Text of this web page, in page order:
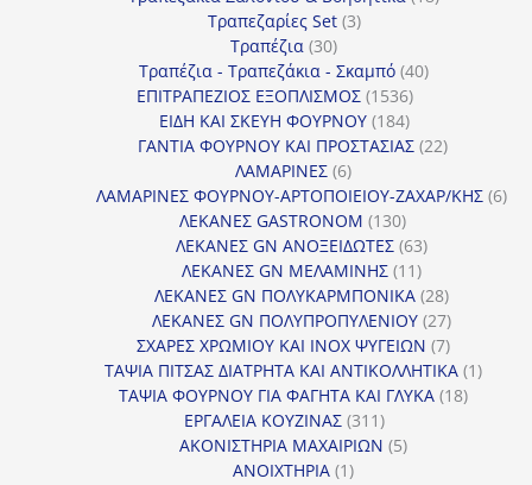
Τραπεζαρίες Set 33
Τραπέζια 3030
προϊόντα
Τραπέζια - Τραπεζάκια - Σκαμπό 4040
ΕΠΙΤΡΑΠΕΖΙΟΣ ΕΞΟΠΛΙΣΜΟΣ 15361536
προϊόντα
ΕΙΔΗ ΚΑΙ ΣΚΕΥΗ ΦΟΥΡΝΟΥ 184184
προϊόντα
ΓΑΝΤΙΑ ΦΟΥΡΝΟΥ ΚΑΙ ΠΡΟΣΤΑΣΙΑΣ 2222
ΛΑΜΑΡΙΝΕΣ 66
προϊόντα
ΛΑΜΑΡΙΝΕΣ ΦΟΥΡΝΟΥ-ΑΡΤΟΠΟΙΕΙΟΥ-ΖΑΧΑΡ/ΚΗΣ 66
ΛΕΚΑΝΕΣ GASTRONOM 130130
προϊόντα
ΛΕΚΑΝΕΣ GN ΑΝΟΞΕΙΔΩΤΕΣ 6363
ΛΕΚΑΝΕΣ GN ΜΕΛΑΜΙΝΗΣ 1111
προϊόντα
ΛΕΚΑΝΕΣ GN ΠΟΛΥΚΑΡΜΠΟΝΙΚΑ 2828
προϊόντα
ΛΕΚΑΝΕΣ GN ΠΟΛΥΠΡΟΠΥΛΕΝΙΟΥ 2727
προϊόντα
ΣΧΑΡΕΣ ΧΡΩΜΙΟΥ ΚΑΙ INOX ΨΥΓΕΙΩΝ 77
προϊόντα
ΤΑΨΙΑ ΠΙΤΣΑΣ ΔΙΑΤΡΗΤΑ ΚΑΙ ΑΝΤΙΚΟΛΛΗΤΙΚΑ 11
ΤΑΨΙΑ ΦΟΥΡΝΟΥ ΓΙΑ ΦΑΓΗΤΑ ΚΑΙ ΓΛΥΚΑ 1818
ΕΡΓΑΛΕΙΑ ΚΟΥΖΙΝΑΣ 311311
προϊόντα
ΑΚΟΝΙΣΤΗΡΙΑ ΜΑΧΑΙΡΙΩΝ 55
ΑΝΟΙΧΤΗΡΙΑ 11